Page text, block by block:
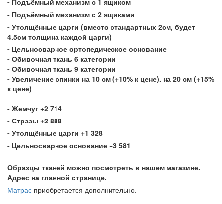
- Подъёмный механизм с 1 ящиком
- Подъёмный механизм с 2 ящиками
- Утолщённые царги (вместо стандартных 2см, будет
4.5см толщина каждой царги)
- Цельносварное ортопедическое основание
- Обивочная ткань 6 категории
- Обивочная ткань 9 категории
- Увеличение спинки на 10 см (+10% к цене), на 20 см (+15%
к цене)
- Жемчуг +2 714
- Стразы +2 888
- Утолщённые царги +1 328
- Цельносварное основание +3 581
Образцы тканей можно посмотреть в нашем магазине.
Адрес на главной странице.
Матрас приобретается дополнительно.